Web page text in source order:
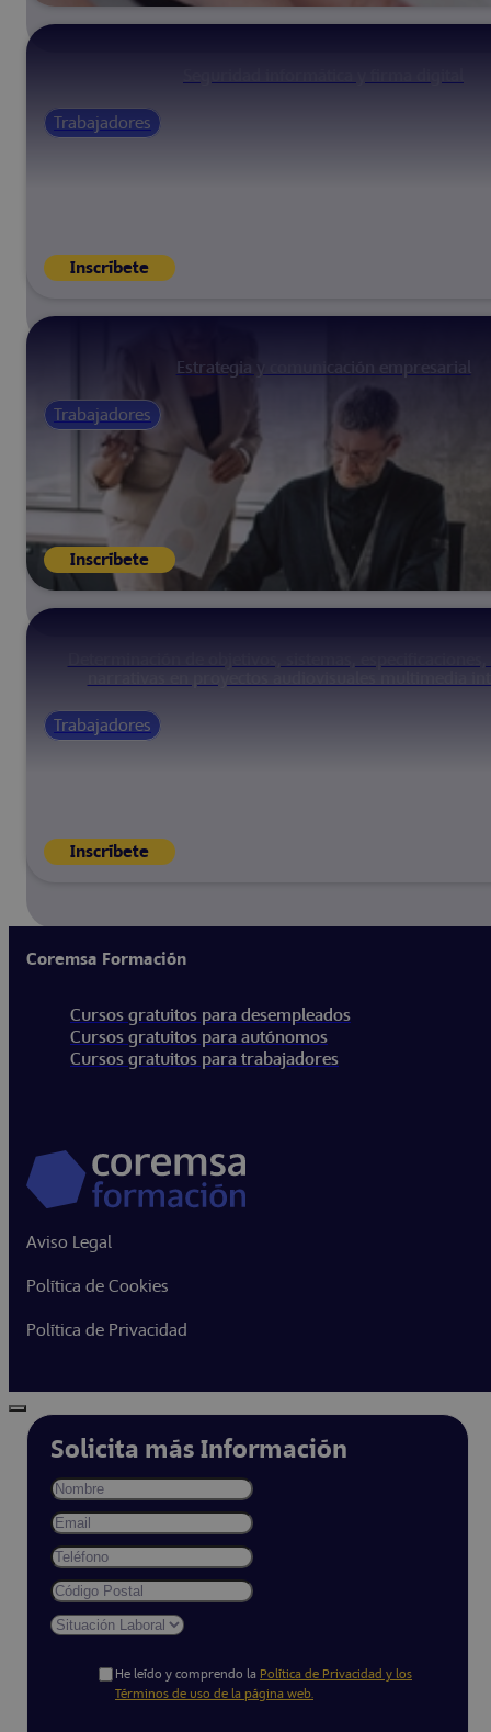
Trabajadores
Inscríbete
Estrategia y comunicación empresarial
Trabajadores
Inscríbete
Trabajadores
Inscríbete
Coremsa Formación
Cursos gratuitos para desempleados
Cursos gratuitos para autónomos
Cursos gratuitos para trabajadores
Aviso Legal
Política de Cookies
Política de Privacidad
Solicita más Información
He leído y comprendo la Política de Privacidad y los
Términos de uso de la página web.